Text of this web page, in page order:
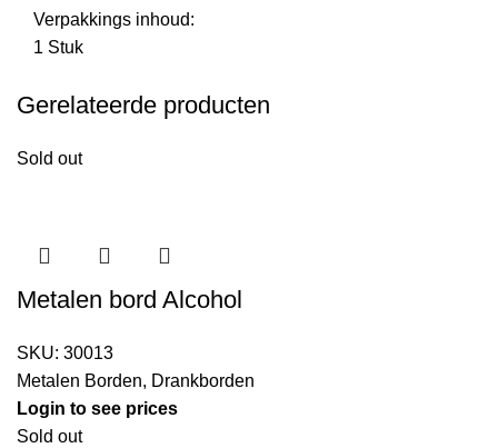
Verpakkings inhoud:
1 Stuk
Gerelateerde producten
Sold out
Metalen bord Alcohol
SKU: 30013
Metalen Borden, Drankborden
Login to see prices
Sold out